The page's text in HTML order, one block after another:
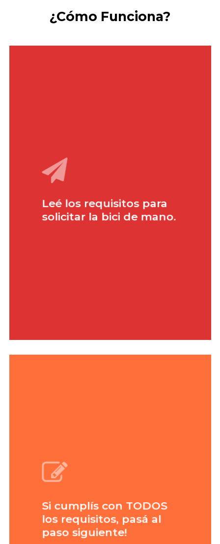
¿Cómo Funciona?
Leé los requisitos para
solicitar la bici de mano.
Si cumplís con TODOS
los requisitos, pasá al
paso siguiente!